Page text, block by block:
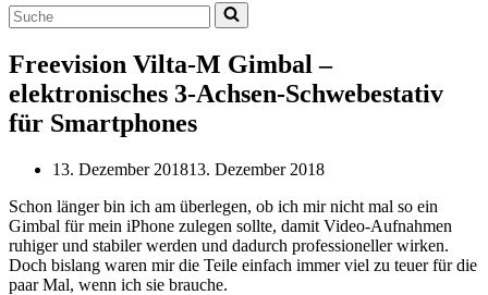
Suchen
nach …
Freevision Vilta-M Gimbal –
elektronisches 3-Achsen-Schwebestativ
für Smartphones
13. Dezember 201813. Dezember 2018
Schon länger bin ich am überlegen, ob ich mir nicht mal so ein
Gimbal für mein iPhone zulegen sollte, damit Video-Aufnahmen
ruhiger und stabiler werden und dadurch professioneller wirken.
Doch bislang waren mir die Teile einfach immer viel zu teuer für die
paar Mal, wenn ich sie brauche.